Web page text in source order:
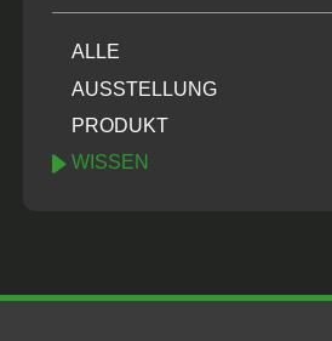
ALLE
AUSSTELLUNG
PRODUKT
WISSEN